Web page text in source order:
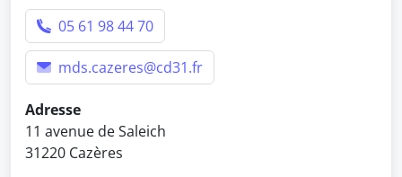
05 61 98 44 70
mds.cazeres@cd31.fr
Adresse
11 avenue de Saleich
31220 Cazères